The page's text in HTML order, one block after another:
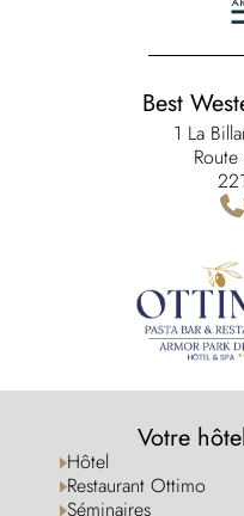
Best
1 La
Votre
Hôtel
Restaurant Ottimo
Séminaires